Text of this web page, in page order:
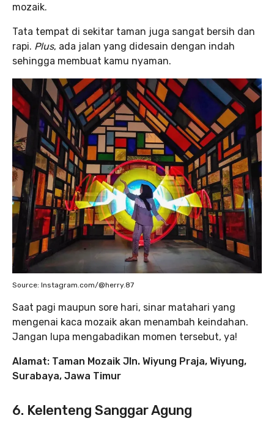
mozaik.
Tata tempat di sekitar taman juga sangat bersih dan
rapi. Plus, ada jalan yang didesain dengan indah
sehingga membuat kamu nyaman.
Source: Instagram.com/@herry.87
Saat pagi maupun sore hari, sinar matahari yang
mengenai kaca mozaik akan menambah keindahan.
Jangan lupa mengabadikan momen tersebut, ya!
Alamat: Taman Mozaik Jln. Wiyung Praja, Wiyung,
Surabaya, Jawa Timur
6. Kelenteng Sanggar Agung